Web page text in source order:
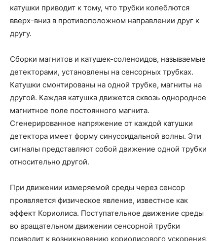
катушки приводит к тому, что трубки колеблются
вверх-вниз в противоположном направлении друг к
другу.
Сборки магнитов и катушек-соленоидов, называемые
детекторами, установлены на сенсорных трубках.
Катушки смонтированы на одной трубке, магниты на
другой. Каждая катушка движется сквозь однородное
магнитное поле постоянного магнита.
Сгенерированное напряжение от каждой катушки
детектора имеет форму синусоидальной волны. Эти
сигналы представляют собой движение одной трубки
относительно другой.
При движении измеряемой среды через сенсор
проявляется физическое явление, известное как
эффект Кориолиса. Поступательное движение среды
во вращательном движении сенсорной трубки
приводит к возникновению кориолисового ускорения,